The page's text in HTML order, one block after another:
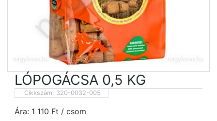
LÓPOGÁCSA 0,5 KG
Cikkszám: 320-0032-005
Ára: 1 110 Ft / csom